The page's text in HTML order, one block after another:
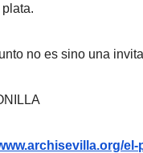
no es sino una